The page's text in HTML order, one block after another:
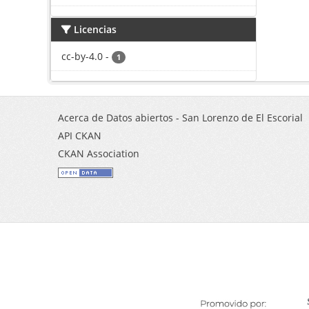
Licencias
cc-by-4.0 - 1
Acerca de Datos abiertos - San Lorenzo de El Escorial
API CKAN
CKAN Association